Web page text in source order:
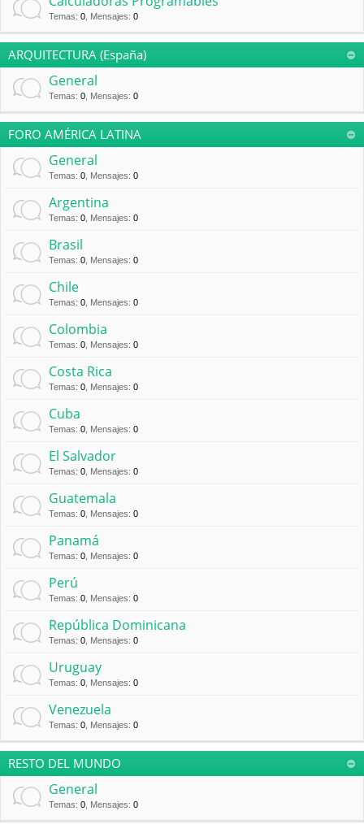
Temas: 0 Mensajes: 0
ARQUITECTURA (España)
General
Temas: 0 Mensajes: 0
FORO AMÉRICA LATINA
General
Temas: 0 Mensajes: 0
Argentina
Temas: 0 Mensajes: 0
Brasil
Temas: 0 Mensajes: 0
Chile
Temas: 0 Mensajes: 0
Colombia
Temas: 0 Mensajes: 0
Costa Rica
Temas: 0 Mensajes: 0
Cuba
Temas: 0 Mensajes: 0
El Salvador
Temas: 0 Mensajes: 0
Guatemala
Temas: 0 Mensajes: 0
Panamá
Temas: 0 Mensajes: 0
Perú
Temas: 0 Mensajes: 0
República Dominicana
Temas: 0 Mensajes: 0
Uruguay
Temas: 0 Mensajes: 0
Venezuela
Temas: 0 Mensajes: 0
RESTO DEL MUNDO
General
Temas: 0 Mensajes: 0